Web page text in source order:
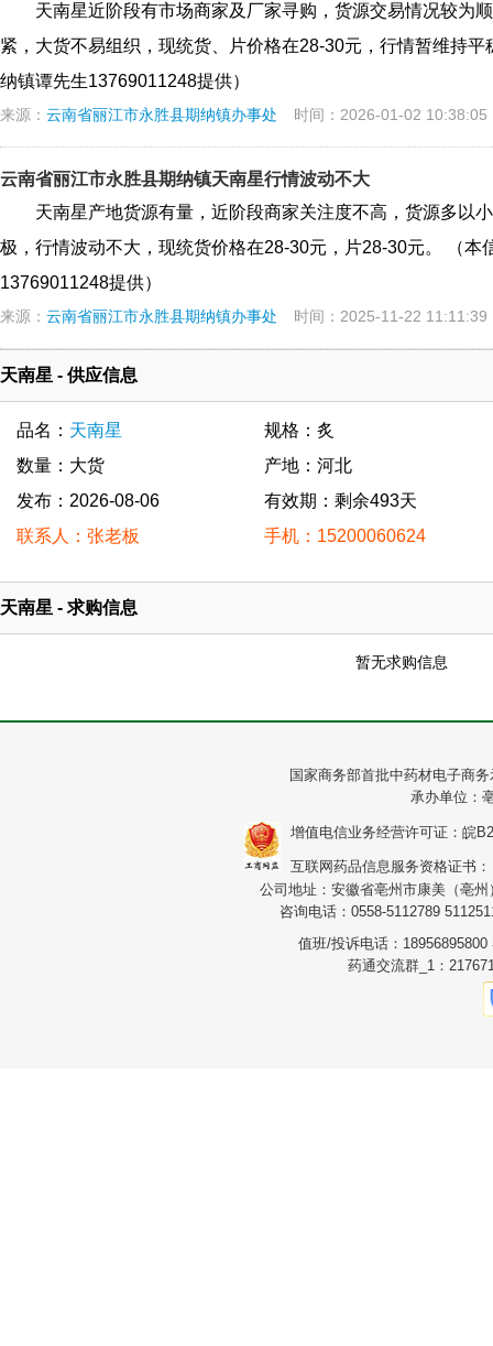
天南星近阶段有市场商家及厂家寻购，货源交易情况较为
紧，大货不易组织，现统货、片价格在28-30元，行情暂维持
纳镇谭先生13769011248提供）
来源： 云南省丽江市永胜县期纳镇办事处 时间：2026-01-02 10:38:05
云南省丽江市永胜县期纳镇天南星行情波动不大
天南星产地货源有量，近阶段商家关注度不高，货源多以
极，行情波动不大，现统货价格在28-30元，片28-30元。 （本
13769011248提供）
来源： 云南省丽江市永胜县期纳镇办事处 时间：2025-11-22 11:11:39
天南星 - 供应信息
品名： 天南星
数量：大货
发布：2026-08-06
联系人：张老板
规格：炙
产地：河北
有效期：剩余493天
手机：15200060624
天南星 - 求购信息
暂无求购信息
国家商务部首批中药材电子商
承办单位：
增值电信业务经营许可证：皖
互联网药品信息服务资格证书
公司地址：安徽省亳州市康美（亳
咨询电话：0558-5112789
值班/投诉电话：18956895800
药通交流群_1：